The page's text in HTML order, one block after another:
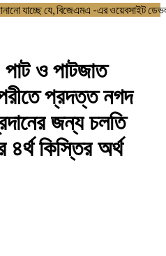
যাচ্ছে যে, বিজেএমএ -এর
ও পাটজাত
প্রদত্ত নগদ
জন্য চলতি
কিস্তির অর্থ